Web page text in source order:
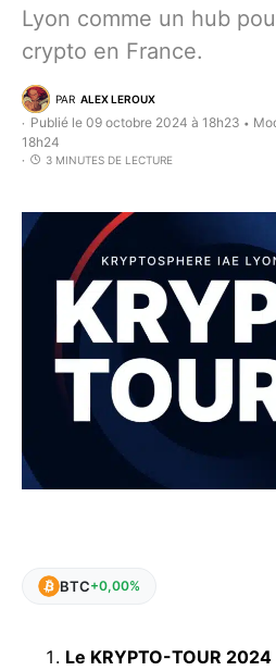
Lyon comme un hub
crypto en France.
PAR ALEX LEROUX
Publié le 09 octobre 2024 à 18h23 •
18h24
3 MINUTES DE LECTURE
BTC+0,00%
Le KRYPTO-TOUR